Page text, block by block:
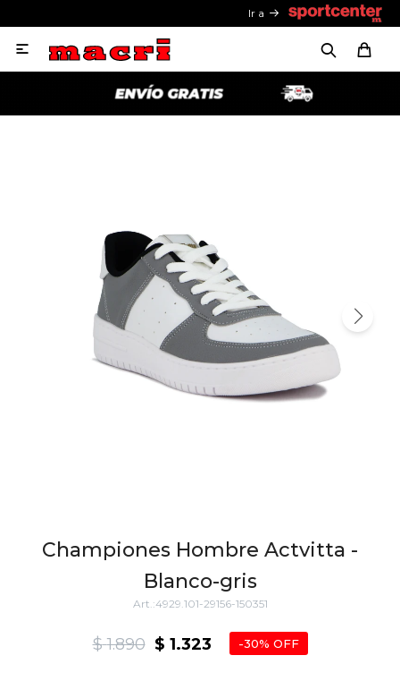
Ir a

Championes Hombre Actvitta -
Blanco-gris
4929.101-29156-150351
$ 1.323
$ 1.890 30